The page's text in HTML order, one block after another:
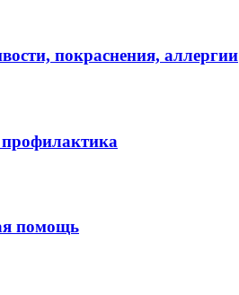
покраснения, аллергии
помощь